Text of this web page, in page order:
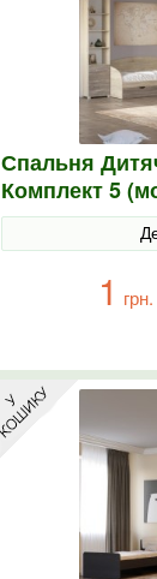
Спальня
Комплект 5
елементів)
1 грн.